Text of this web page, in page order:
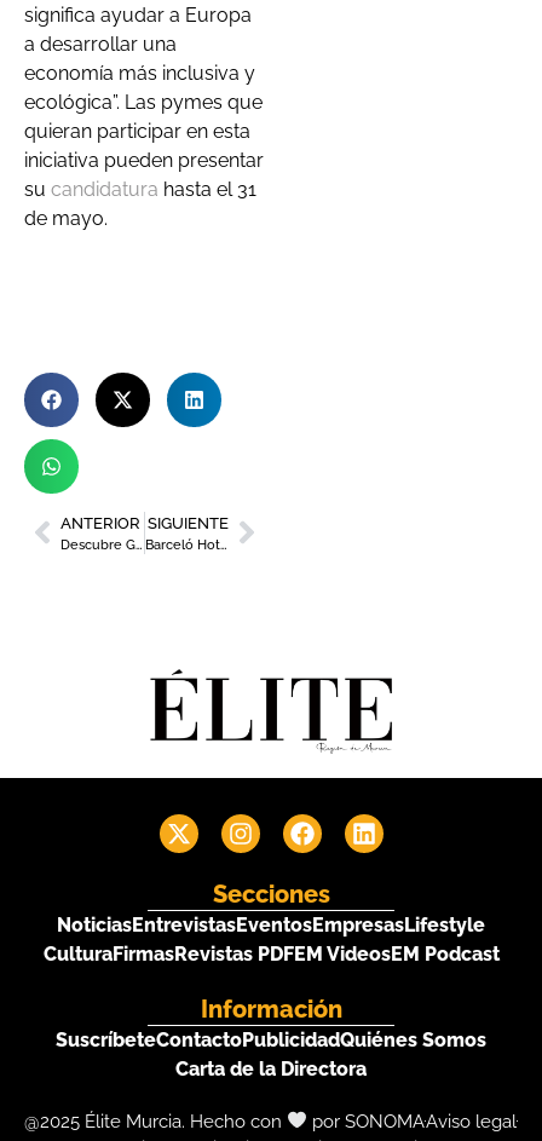
significa ayudar a Europa
a desarrollar una
economía más inclusiva y
ecológica”. Las pymes que
quieran participar en esta
iniciativa pueden presentar
su candidatura hasta el 31
de mayo.
ANTERIOR
Descubre Gua Sha y sus beneficios en el cuidado facial
SIGUIENTE
Barceló Hotel Group firma una alianza con Grupo Fuertes para gestionar sus hoteles
Secciones
NoticiasEntrevistasEventosEmpresasLifestyle
CulturaFirmasRevistas PDFEM VideosEM Podcast
Información
SuscríbeteContactoPublicidadQuiénes Somos
Carta de la Directora
@2025 Élite Murcia. Hecho con por SONOMAAviso legal